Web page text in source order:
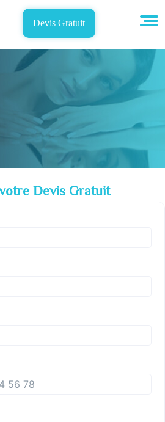
Devis Gratuit
Devis Gratuit